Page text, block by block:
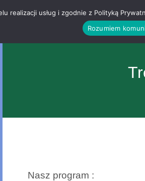
Nasz program :
realizacji usług i zgodnie z Polityką
Rozumiem